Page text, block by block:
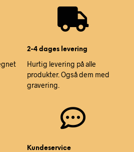
2-4 dages levering
Hurtig levering på alle
produkter. Også dem med
gravering.
Kundeservice